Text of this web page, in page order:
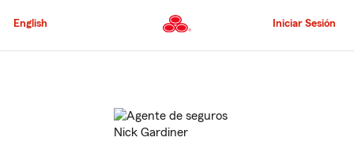
al
principal
English Iniciar Sesión